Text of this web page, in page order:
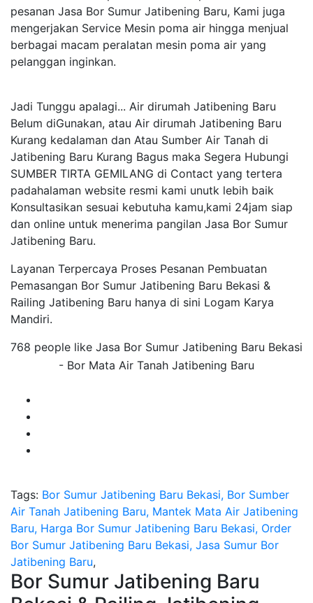
pesanan Jasa Bor Sumur Jatibening Baru, Kami juga
mengerjakan Service Mesin poma air hingga menjual
berbagai macam peralatan mesin poma air yang
pelanggan inginkan.
Jadi Tunggu apalagi... Air dirumah Jatibening Baru
Belum diGunakan, atau Air dirumah Jatibening Baru
Kurang kedalaman dan Atau Sumber Air Tanah di
Jatibening Baru Kurang Bagus maka Segera Hubungi
SUMBER TIRTA GEMILANG di Contact yang tertera
padahalaman website resmi kami unutk lebih baik
Konsultasikan sesuai kebutuha kamu,kami 24jam siap
dan online untuk menerima pangilan Jasa Bor Sumur
Jatibening Baru.
Layanan Terpercaya Proses Pesanan Pembuatan
Pemasangan Bor Sumur Jatibening Baru Bekasi &
Railing Jatibening Baru hanya di sini Logam Karya
Mandiri.
768 people like Jasa Bor Sumur Jatibening Baru Bekasi
- Bor Mata Air Tanah Jatibening Baru
Tags: Bor Sumur Jatibening Baru Bekasi, Bor Sumber
Air Tanah Jatibening Baru, Mantek Mata Air Jatibening
Baru, Harga Bor Sumur Jatibening Baru Bekasi, Order
Bor Sumur Jatibening Baru Bekasi, Jasa Sumur Bor
Jatibening Baru,
Bor Sumur Jatibening Baru